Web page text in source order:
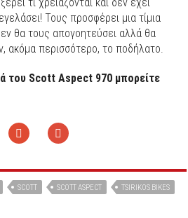
Τους προσφέρει μια τίμια
θα τους απογοητεύσει αλλά θα
ακόμα περισσότερο, το ποδήλατο.
του Scott Aspect 970 μπορείτε
SCOTT SCOTT ASPECT TSIRIKOS BIKES